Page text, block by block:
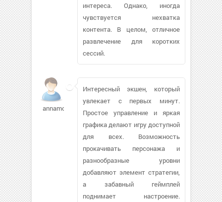
интереса. Однако, иногда
чувствуется нехватка
контента. В целом, отличное
развлечение для коротких
сессий.
annamod85364
Интересный экшен, который
увлекает с первых минут.
Простое управление и яркая
графика делают игру доступной
для всех. Возможность
прокачивать персонажа и
разнообразные уровни
добавляют элемент стратегии,
а забавный геймплей
поднимает настроение.